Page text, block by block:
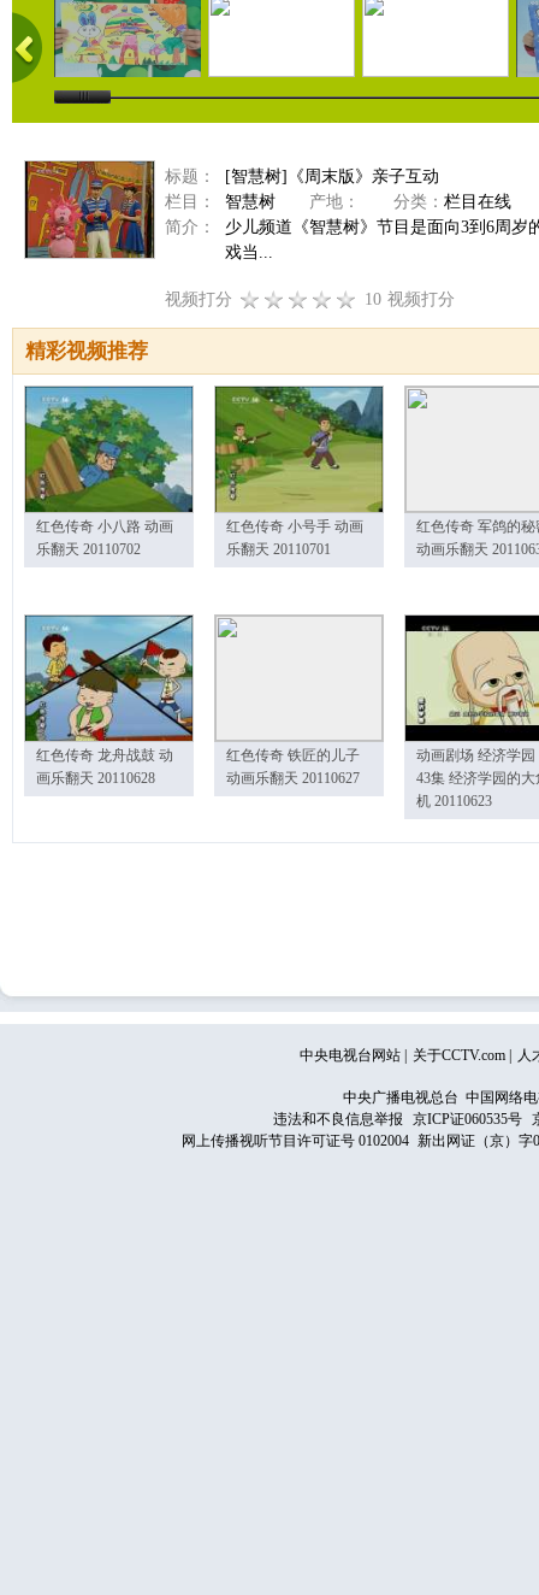
标题：
[智慧树]《周末版》亲子互动
栏目：
智慧树 产地： 分类： 栏目在线
简介：
少儿频道《智慧树》节目是面向3到6周
戏当...
视频打分 10 视频打分
精彩视频推荐
红色传奇 小八路 动画
乐翻天 20110702
红色传奇 小号手 动画
乐翻天 20110701
红色传奇 军鸽的秘
动画乐翻天
红色传奇 龙舟战鼓 动
画乐翻天 20110628
红色传奇 铁匠的儿子
动画乐翻天 20110627
动画剧场 经济学园
43集 经济学园的大
机 20110623
中央电视台网站 关于CCTV.com 人
中央广播电视总台 中国网络
违法和不良信息举报
京ICP证060535号
网上传播视听节目许可证号 0102004 新出网证（京）